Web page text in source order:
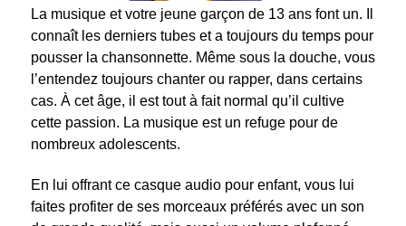
La musique et votre jeune garçon de 13 ans font un. Il
connaît les derniers tubes et a toujours du temps pour
pousser la chansonnette. Même sous la douche, vous
l’entendez toujours chanter ou rapper, dans certains
cas. À cet âge, il est tout à fait normal qu’il cultive
cette passion. La musique est un refuge pour de
nombreux adolescents.
En lui offrant ce casque audio pour enfant, vous lui
faites profiter de ses morceaux préférés avec un son